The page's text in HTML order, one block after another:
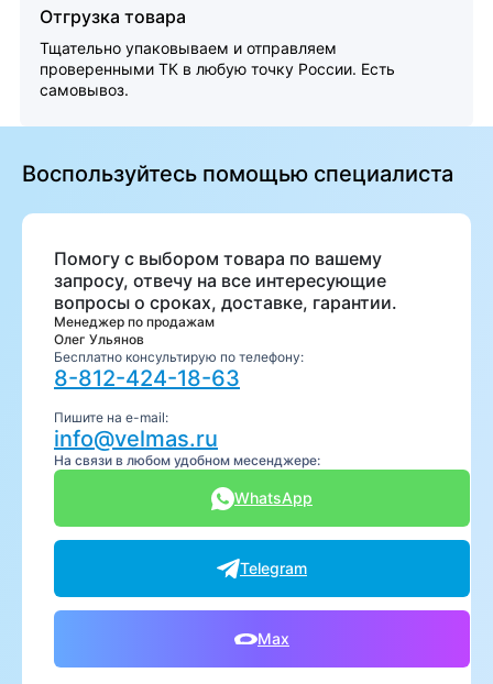
Отгрузка товара
Тщательно упаковываем и отправляем
проверенными ТК в любую точку России. Есть
самовывоз.
Воспользуйтесь помощью специалиста
Помогу с выбором товара по вашему
запросу, отвечу на все интересующие
вопросы о сроках, доставке, гарантии.
Менеджер по продажам
Олег Ульянов
Бесплатно консультирую по телефону:
8-812-424-18-63
Пишите на e-mail:
info@velmas.ru
На связи в любом удобном месенджере:
WhatsApp
Telegram
Max